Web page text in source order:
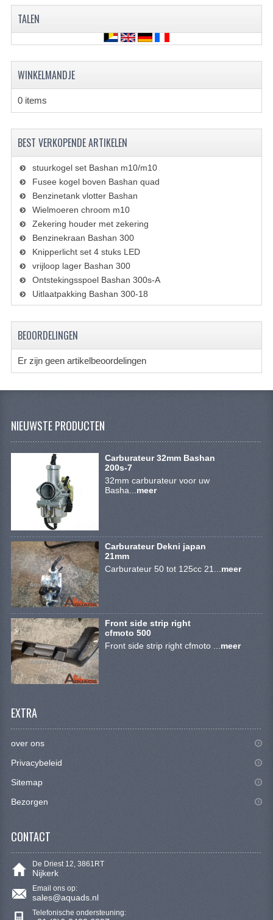
STUUR INRICHTING
TANDWIELEN EN KETTING
SHINERAY 300 STE
SHINERAY 300ST 5E
SHINERAY 350ST-2E
SHINERAY SPYDER/STIXE 250CC
ACCESSOIRES
BODY KAPPEN EN FRAME
BRANDSTOF SYSTEEM
ELEKTRONICA
KABELS
REM SYSTEEM
SCHOKBREKERS
VERLICHTING
SEGWAY QUADS
10 INCH VELGEN
TALEN
WINKELMANDJE
0 items
BEST VERKOPENDE ARTIKELEN
stuurkogel set Bashan m10/m10
Fusee kogel boven Bashan quad
Benzinetank vlotter Bashan
Wielmoeren chroom m10
Zekering houder met zekering
Benzinekraan Bashan 300
Knipperlicht set 4 stuks LED
vrijloop lager Bashan 300
Ontstekingsspoel Bashan 300s-A
Uitlaatpakking Bashan 300-18
BEOORDELINGEN
Er zijn geen artikelbeoordelingen
NIEUWSTE PRODUCTEN
Carburateur 32mm Bashan
200s-7
32mm carburateur voor uw
Basha... meer
Carburateur Dekni japan
21mm
Carburateur 50 tot 125cc 21... meer
Front side strip right
cfmoto 500
Front side strip right cfmoto ... meer
EXTRA
over ons
Privacybeleid
Sitemap
Bezorgen
CONTACT
De Driest 12, 3861RT
Nijkerk
Email ons op:
sales@aquads.nl
Telefonische ondersteuning: